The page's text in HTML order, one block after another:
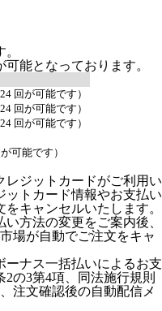
能となっております。
回が可能です）
回が可能です）
回が可能です）
可能です）
レジットカードがご利用い
ットカード情報やお支払い
キャンセルいたします。
方法の変更をご案内後、
場が自動でご注文をキャ
ーナス一括払いによるお支
の3第4項、同法施行規則
注文確認後の自動配信メ